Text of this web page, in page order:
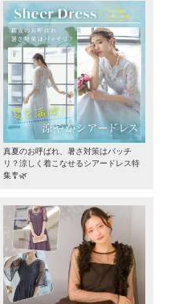
真夏のお呼ばれ、暑さ対策はバッチ
リ？涼しく着こなせるシアードレス特
集🎐🌿